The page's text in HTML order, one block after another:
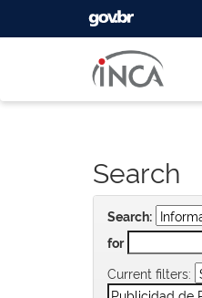
GOVBR
Search
Search:
for
Current filters: